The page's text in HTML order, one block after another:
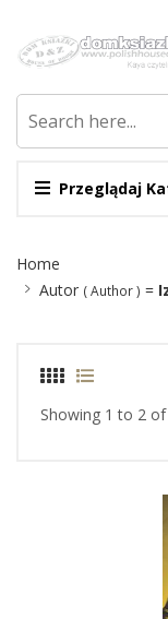
Przeglądaj
Breadcrumb
Home
Autor ( Author ) =
Showing 1 to 2